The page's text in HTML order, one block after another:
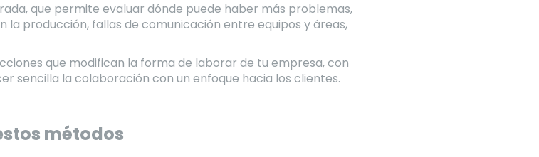
que permite evaluar dónde puede haber más problemas,
la producción, fallas de comunicación entre equipos y áreas,
que modifican la forma de laborar de tu empresa, con
sencilla la colaboración con un enfoque hacia los clientes.
métodos